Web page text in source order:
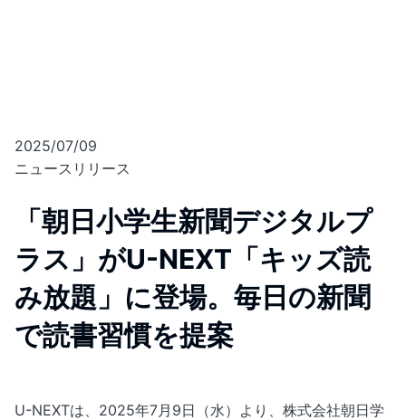
2025/07/09
ニュースリリース
「朝日小学生新聞デジタルプ
ラス」がU-NEXT「キッズ読
み放題」に登場。毎日の新聞
で読書習慣を提案
U-NEXTは、2025年7月9日（水）より、株式会社朝日学